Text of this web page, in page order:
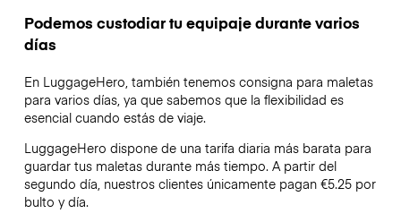
Podemos custodiar tu equipaje durante varios
días
En LuggageHero, también tenemos consigna para maletas
para varios días, ya que sabemos que la flexibilidad es
esencial cuando estás de viaje.
LuggageHero dispone de una tarifa diaria más barata para
guardar tus maletas durante más tiempo. A partir del
segundo día, nuestros clientes únicamente pagan €5.25 por
bulto y día.